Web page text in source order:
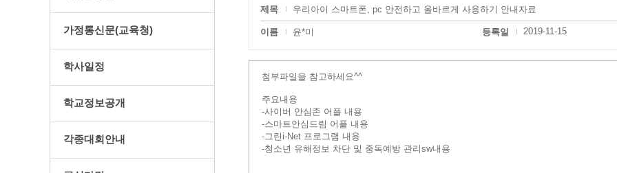
가정통신문(교육청)
학사일정
학교정보공개
각종대회안내
제목 우리아이 스마트폰, pc 안전하고 올바르게 사용하기 안내자료
이름 윤*미 등록일 2019-11-15
첨부파일을 참고하세요^^
주요내용
-사이버 안심존 어플 내용
-스마트안심드림 어플 내용
-그린i-Net 프로그램 내용
-청소년 유해정보 차단 및 중독예방 관리sw내용